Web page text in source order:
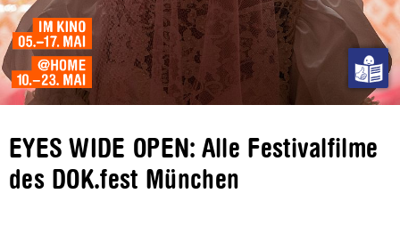
EYES WIDE OPEN: Alle Festivalfilme
des DOK.fest München